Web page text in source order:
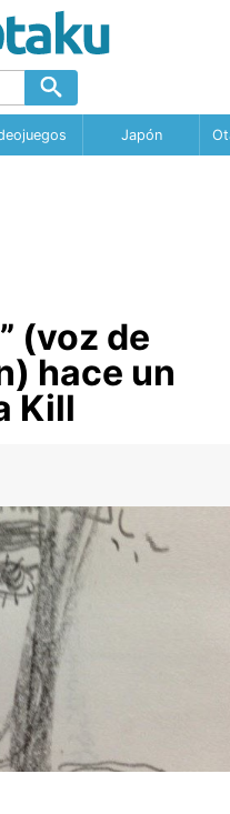
Japón
(voz de
hace un
Kill